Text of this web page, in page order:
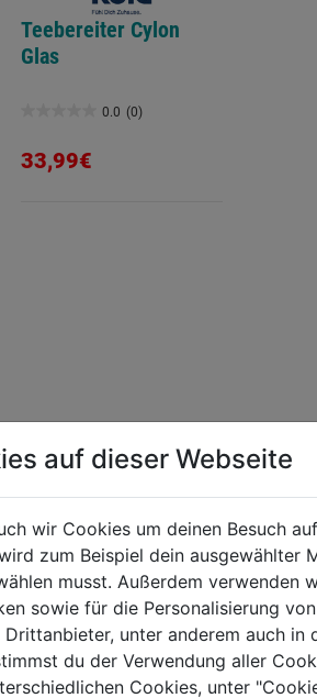
Teebereiter Cylon
Glas
0.0 (0)
von
33,99€
auf dieser Webseite
wir Cookies um deinen Besuch
zum Beispiel dein ausgewählter
musst. Außerdem verwenden
sowie für die Personalisierung
unter anderem auch in
du der Verwendung aller
Cookies, unter